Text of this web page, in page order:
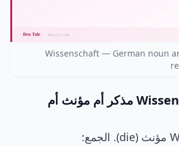
Wissenschaft — German noun
هل كلمة Wissenschaft مذكر أم مؤنث أم
كلمة Wissenschaft مؤنث (die). الجمع: